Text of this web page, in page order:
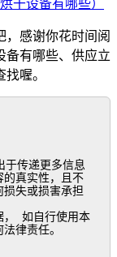
，感谢你花时间阅
备有哪些、供应立
喔。
于传递更多信息
的真实性，且不
失或损害承担
， 如自行使用本
律责任。